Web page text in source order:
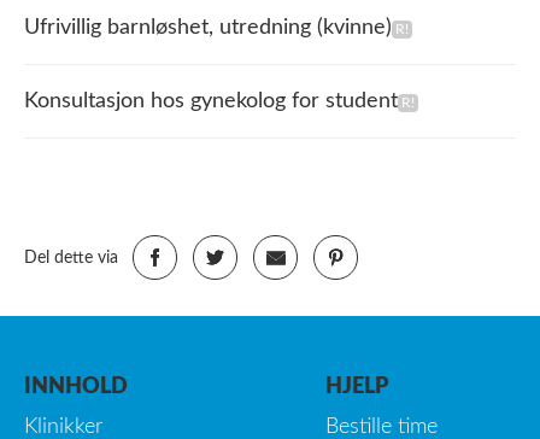
Ufrivillig barnløshet, utredning (kvinne)
Konsultasjon hos gynekolog for student
Del dette via
INNHOLD
Klinikker
HJELP
Bestille time